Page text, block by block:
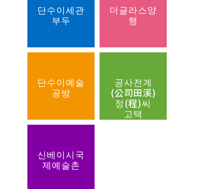
단수이세관
부두
더글라스양
행
단수이예술
공방
공사전계
(公司田溪)
정(程)씨
고택
신베이시국
제예술촌